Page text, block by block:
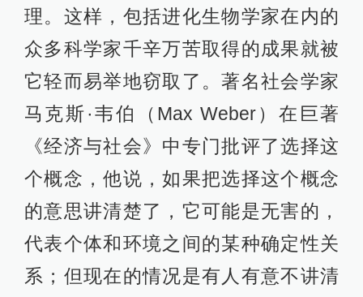
理。这样，包括进化生物学家在内的
众多科学家千辛万苦取得的成果就被
它轻而易举地窃取了。著名社会学家
马克斯·韦伯（Max Weber）在巨著
《经济与社会》中专门批评了选择这
个概念，他说，如果把选择这个概念
的意思讲清楚了，它可能是无害的，
代表个体和环境之间的某种确定性关
系；但现在的情况是有人有意不讲清